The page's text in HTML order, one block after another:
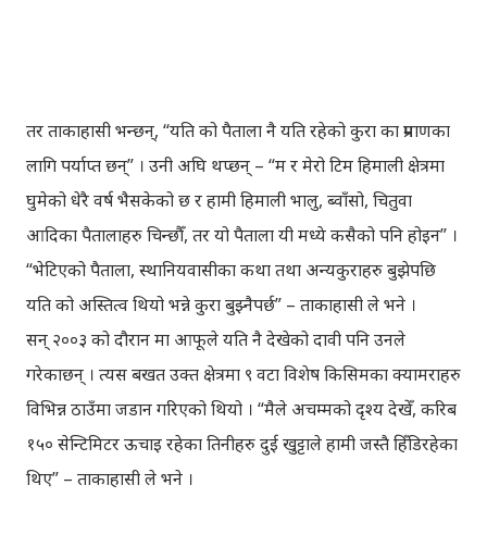
तर ताकाहासी भन्छन्, “यति को पैताला नै यति रहेको कुरा का प्रमाणका
लागि पर्याप्त छन्” । उनी अघि थप्छन् – “म र मेरो टिम हिमाली क्षेत्रमा
घुमेको धेरै वर्ष भैसकेको छ र हामी हिमाली भालु, ब्वाँसो, चितुवा
आदिका पैतालाहरु चिन्छौँ, तर यो पैताला यी मध्ये कसैको पनि होइन” ।
“भेटिएको पैताला, स्थानियवासीका कथा तथा अन्यकुराहरु बुझेपछि
यति को अस्तित्व थियो भन्ने कुरा बुझ्नैपर्छ” – ताकाहासी ले भने ।
सन् २००३ को दौरान मा आफूले यति नै देखेको दावी पनि उनले
गरेकाछन् । त्यस बखत उक्त क्षेत्रमा ९ वटा विशेष किसिमका क्यामराहरु
विभिन्न ठाउँमा जडान गरिएको थियो । “मैले अचम्मको दृश्य देखेँ, करिब
१५० सेन्टिमिटर ऊचाइ रहेका तिनीहरु दुई खुट्टाले हामी जस्तै हिँडिरहेका
थिए” – ताकाहासी ले भने ।